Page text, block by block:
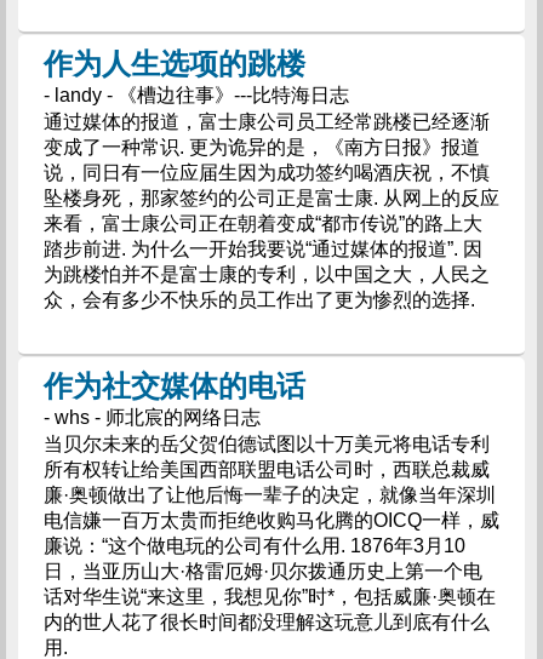
作为人生选项的跳楼
- landy - 《槽边往事》---比特海日志
通过媒体的报道，富士康公司员工经常跳楼已经逐渐
变成了一种常识. 更为诡异的是，《南方日报》报道
说，同日有一位应届生因为成功签约喝酒庆祝，不慎
坠楼身死，那家签约的公司正是富士康. 从网上的反应
来看，富士康公司正在朝着变成“都市传说”的路上大
踏步前进. 为什么一开始我要说“通过媒体的报道”. 因
为跳楼怕并不是富士康的专利，以中国之大，人民之
众，会有多少不快乐的员工作出了更为惨烈的选择.
作为社交媒体的电话
- whs - 师北宸的网络日志
当贝尔未来的岳父贺伯德试图以十万美元将电话专利
所有权转让给美国西部联盟电话公司时，西联总裁威
廉·奥顿做出了让他后悔一辈子的决定，就像当年深圳
电信嫌一百万太贵而拒绝收购马化腾的OICQ一样，威
廉说：“这个做电玩的公司有什么用. 1876年3月10
日，当亚历山大·格雷厄姆·贝尔拨通历史上第一个电
话对华生说“来这里，我想见你”时*，包括威廉·奥顿在
内的世人花了很长时间都没理解这玩意儿到底有什么
用.